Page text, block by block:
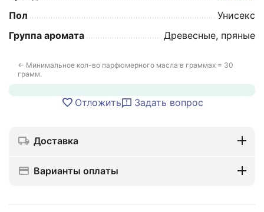
Пол
Унисекс
Группа аромата
Древесные, пряные
← Минимальное кол-во парфюмерного масла в граммах = 30
грамм.
Отложить Задать вопрос
Доставка
Варианты оплаты